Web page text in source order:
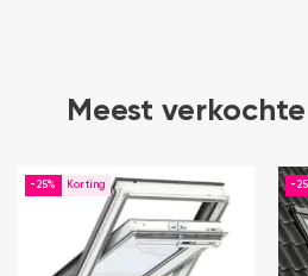
Meest
-25% -